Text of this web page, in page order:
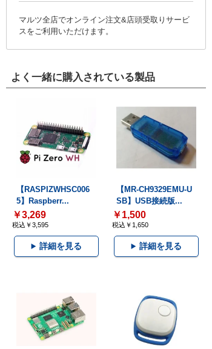
マルツ全店でオンライン注文&店頭受取りサービ
スをご利用いただけます。
よく一緒に購入されている製品
【RASPIZWHSC006
5】Raspberr...
￥3,269
税込￥3,595
詳細を見る
【MR-CH9329EMU-U
SB】USB接続版...
￥1,500
税込￥1,650
詳細を見る